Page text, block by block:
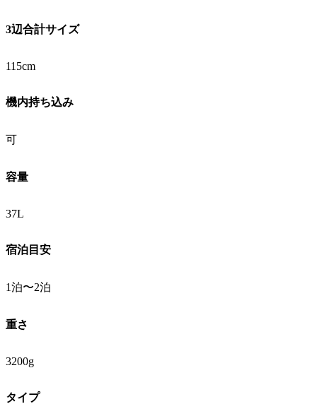
3辺合計サイズ
115cm
機内持ち込み
可
容量
37L
宿泊目安
1泊〜2泊
重さ
3200g
タイプ